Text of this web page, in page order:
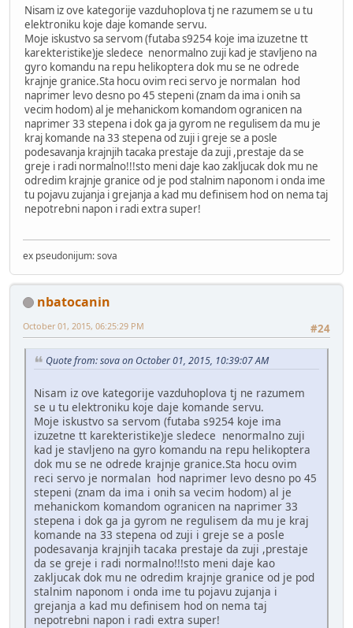
Nisam iz ove kategorije vazduhoplova tj ne razumem se u tu
elektroniku koje daje komande servu.
Moje iskustvo sa servom (futaba s9254 koje ima izuzetne tt
karekteristike)je sledece nenormalno zuji kad je stavljeno na
gyro komandu na repu helikoptera dok mu se ne odrede
krajnje granice.Sta hocu ovim reci servo je normalan hod
naprimer levo desno po 45 stepeni (znam da ima i onih sa
vecim hodom) al je mehanickom komandom ogranicen na
naprimer 33 stepena i dok ga ja gyrom ne regulisem da mu je
kraj komande na 33 stepena od zuji i greje se a posle
podesavanja krajnjih tacaka prestaje da zuji ,prestaje da se
greje i radi normalno!!!sto meni daje kao zakljucak dok mu ne
odredim krajnje granice od je pod stalnim naponom i onda ime
tu pojavu zujanja i grejanja a kad mu definisem hod on nema taj
nepotrebni napon i radi extra super!
ex pseudonijum: sova
nbatocanin
#24
October 01, 2015, 06:25:29 PM
Quote from: sova on October 01, 2015, 10:39:07 AM
Nisam iz ove kategorije vazduhoplova tj ne razumem
se u tu elektroniku koje daje komande servu.
Moje iskustvo sa servom (futaba s9254 koje ima
izuzetne tt karekteristike)je sledece nenormalno zuji
kad je stavljeno na gyro komandu na repu helikoptera
dok mu se ne odrede krajnje granice.Sta hocu ovim
reci servo je normalan hod naprimer levo desno po 45
stepeni (znam da ima i onih sa vecim hodom) al je
mehanickom komandom ogranicen na naprimer 33
stepena i dok ga ja gyrom ne regulisem da mu je kraj
komande na 33 stepena od zuji i greje se a posle
podesavanja krajnjih tacaka prestaje da zuji ,prestaje
da se greje i radi normalno!!!sto meni daje kao
zakljucak dok mu ne odredim krajnje granice od je pod
stalnim naponom i onda ime tu pojavu zujanja i
grejanja a kad mu definisem hod on nema taj
nepotrebni napon i radi extra super!